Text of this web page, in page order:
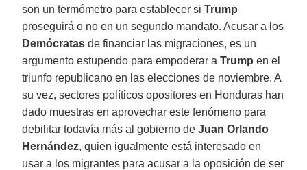
son un termómetro para establecer siTrump
proseguirá o no en un segundo mandato. Acusar a los
Demócratas de financiar las migraciones, es un
argumento estupendo para empoderar aTrump en el
triunfo republicano en las elecciones de noviembre. A
su vez, sectores políticos opositores en Honduras han
dado muestras en aprovechar este fenómeno para
debilitar todavía más al gobierno de Juan Orlando
Hernández, quien igualmente está interesado en
usar a los migrantes para acusar a la oposición de ser